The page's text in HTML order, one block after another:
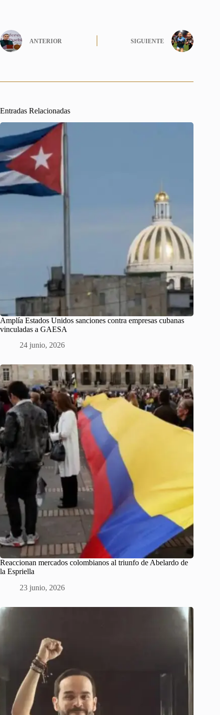
ANTERIOR SIGUIENTE
Entradas Relacionadas
Amplía Estados Unidos sanciones contra empresas cubanas
vinculadas a GAESA
24 junio, 2026
Reaccionan mercados colombianos al triunfo de Abelardo de
la Espriella
23 junio, 2026